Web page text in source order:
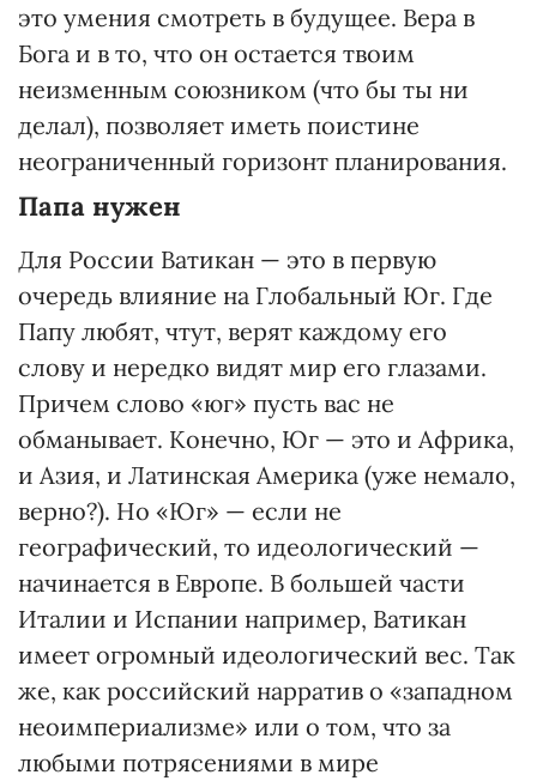
это умения смотреть в будущее. Вера в
Бога и в то, что он остается твоим
неизменным союзником (что бы ты ни
делал), позволяет иметь поистине
неограниченный горизонт планирования.
Папа нужен
Для России Ватикан — это в первую
очередь влияние на Глобальный Юг. Где
Папу любят, чтут, верят каждому его
слову и нередко видят мир его глазами.
Причем слово «юг» пусть вас не
обманывает. Конечно, Юг — это и Африка,
и Азия, и Латинская Америка (уже немало,
верно?). Но «Юг» — если не
географический, то идеологический —
начинается в Европе. В большей части
Италии и Испании например, Ватикан
имеет огромный идеологический вес. Так
же, как российский нарратив о «западном
неоимпериализме» или о том, что за
любыми потрясениями в мире